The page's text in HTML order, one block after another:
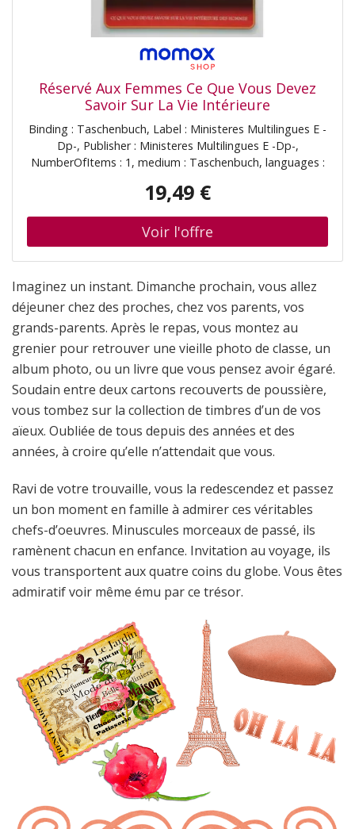
Réservé Aux Femmes Ce Que Vous Devez
Savoir Sur La Vie Intérieure
Binding : Taschenbuch, Label : Ministeres Multilingues E -
Dp-, Publisher : Ministeres Multilingues E -Dp-,
NumberOfItems : 1, medium : Taschenbuch, languages :
19,49 €
Imaginez un instant. Dimanche prochain, vous allez
déjeuner chez des proches, chez vos parents, vos
grands-parents. Après le repas, vous montez au
grenier pour retrouver une vieille photo de classe, un
album photo, ou un livre que vous pensez avoir égaré.
Soudain entre deux cartons recouverts de poussière,
vous tombez sur la collection de timbres d’un de vos
aïeux. Oubliée de tous depuis des années et des
années, à croire qu’elle n’attendait que vous.
Ravi de votre trouvaille, vous la redescendez et passez
un bon moment en famille à admirer ces véritables
chefs-d’oeuvres. Minuscules morceaux de passé, ils
ramènent chacun en enfance. Invitation au voyage, ils
vous transportent aux quatre coins du globe. Vous êtes
admiratif voir même ému par ce trésor.